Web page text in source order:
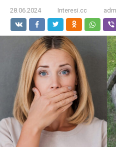
28.06.2024 Interesi.cc